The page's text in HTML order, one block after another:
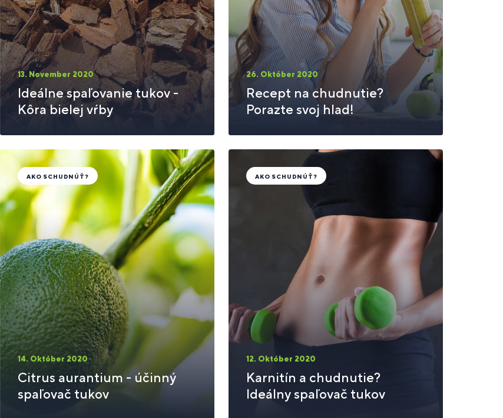
13. November 2020
Ideálne spaľovanie tukov -
Kôra bielej vŕby
26. Október 2020
Recept na chudnutie?
Porazte svoj hlad!
14. Október 2020
Citrus aurantium - účinný
spaľovač tukov
AKO SCHUDNÚŤ?
12. Október 2020
Karnitín a chudnutie?
Ideálny spaľovač tukov
AKO SCHUDNÚŤ?